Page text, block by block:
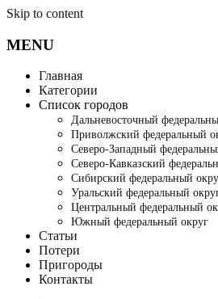
Skip to content
MENU
Главная
Категории
Список городов
Дальневосточный
Приволжский федеральный
Северо-Западный
Северо-Кавказский
Сибирский федеральный
Уральский федеральный
Центральный федеральный
Южный федеральный округ
Статьи
Потери
Пригороды
Контакты